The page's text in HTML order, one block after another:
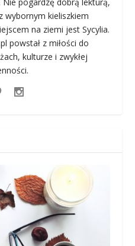
wybornym kieliszkiem
na ziemi jest Sycylia.
powstał z miłości do
kulturze i zwykłej